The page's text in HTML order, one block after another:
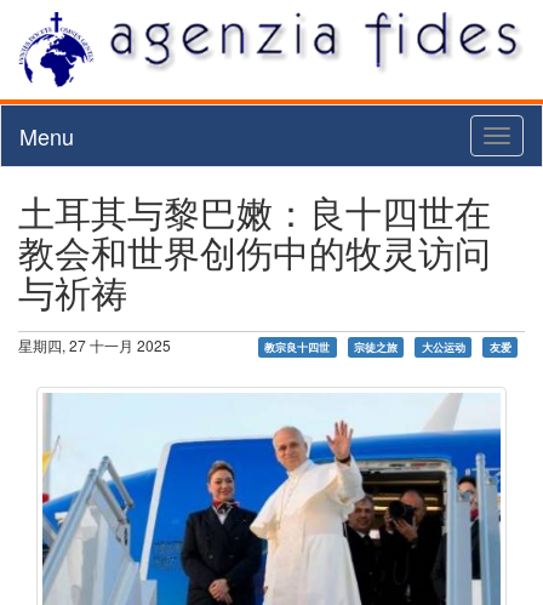
Menu
土耳其与黎巴嫩：良十四世在
教会和世界创伤中的牧灵访问
与祈祷
星期四, 27 十一月 2025 教宗良十四世 宗徒之旅 大公运动 友爱